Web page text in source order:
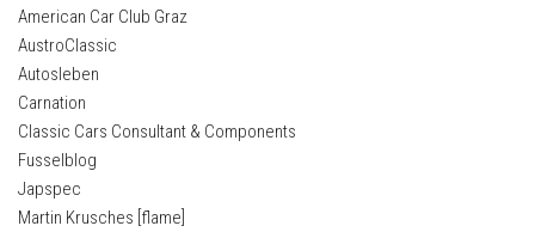
American Car Club Graz
AustroClassic
Autosleben
Carnation
Classic Cars Consultant & Components
Fusselblog
Japspec
Martin Krusches [flame]